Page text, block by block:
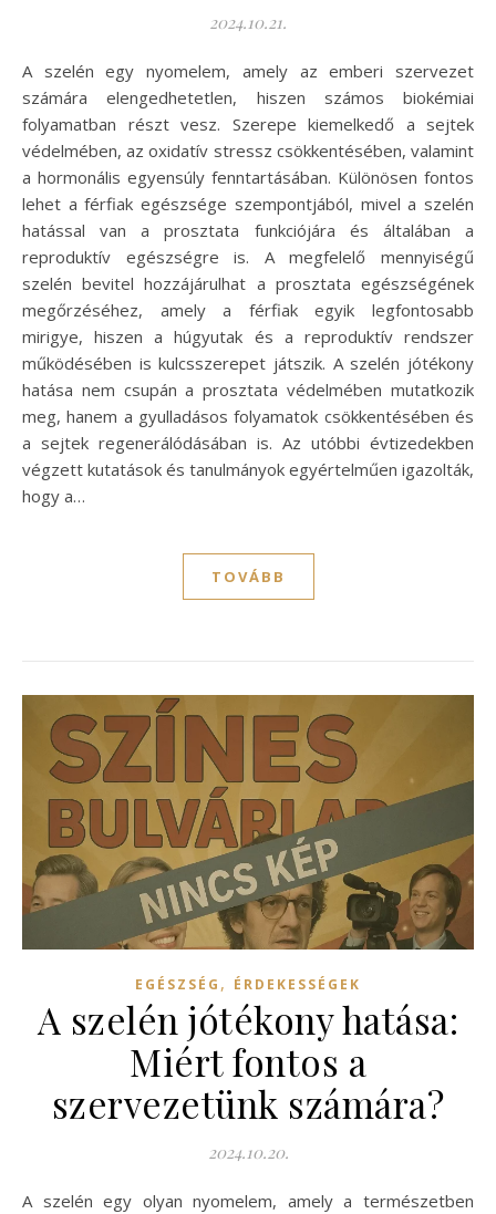
2024.10.21.
A szelén egy nyomelem, amely az emberi szervezet
számára elengedhetetlen, hiszen számos biokémiai
folyamatban részt vesz. Szerepe kiemelkedő a sejtek
védelmében, az oxidatív stressz csökkentésében, valamint
a hormonális egyensúly fenntartásában. Különösen fontos
lehet a férfiak egészsége szempontjából, mivel a szelén
hatással van a prosztata funkciójára és általában a
reproduktív egészségre is. A megfelelő mennyiségű
szelén bevitel hozzájárulhat a prosztata egészségének
megőrzéséhez, amely a férfiak egyik legfontosabb
mirigye, hiszen a húgyutak és a reproduktív rendszer
működésében is kulcsszerepet játszik. A szelén jótékony
hatása nem csupán a prosztata védelmében mutatkozik
meg, hanem a gyulladásos folyamatok csökkentésében és
a sejtek regenerálódásában is. Az utóbbi évtizedekben
végzett kutatások és tanulmányok egyértelműen igazolták,
hogy a…
TOVÁBB
EGÉSZSÉG , ÉRDEKESSÉGEK
A szelén jótékony hatása:
Miért fontos a
szervezetünk számára?
2024.10.20.
A szelén egy olyan nyomelem, amely a természetben